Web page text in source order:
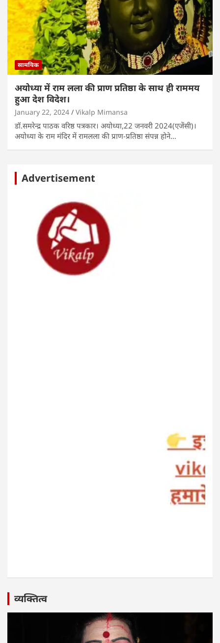
सामयिक
अयोध्या में राम लला की प्राण प्रतिष्ठा के साथ ही राममय
हुआ देश विदेश।
January 22, 2024 Vikalp Mimansa
डॉ.समरेन्द्र पाठक वरिष्ठ पत्रकार। अयोध्या,22 जनवरी 2024(एजेंसी)।
अयोध्या के राम मंदिर में रामलला की प्राण-प्रतिष्ठा संपन्न होने…
Advertisement
व्यक्तित्व